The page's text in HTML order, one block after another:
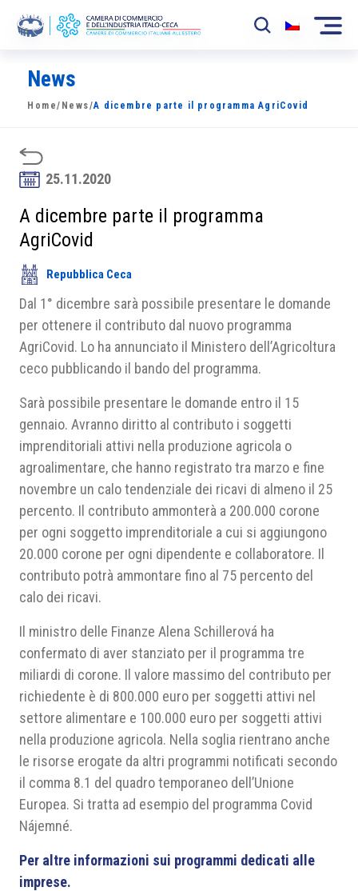
La Camera
News
Eventi
Sviluppo Mercato
Soci
Progetti
Area riservata
News
Home/ News/A dicembre parte il programma AgriCovid
25.11.2020
A dicembre parte il programma
AgriCovid
Repubblica Ceca
Dal 1° dicembre sarà possibile presentare le domande
per ottenere il contributo dal nuovo programma
AgriCovid. Lo ha annunciato il Ministero dell’Agricoltura
ceco pubblicando il bando del programma.
Sarà possibile presentare le domande entro il 15
gennaio. Avranno diritto al contributo i soggetti
imprenditoriali attivi nella produzione agricola o
agroalimentare, che hanno registrato tra marzo e fine
novembre un calo tendenziale dei ricavi di almeno il 25
percento. Il contributo ammonterà a 200.000 corone
per ogni soggetto imprenditoriale a cui si aggiungono
20.000 corone per ogni dipendente e collaboratore. Il
contributo potrà ammontare fino al 75 percento del
calo dei ricavi.
Il ministro delle Finanze Alena Schillerová ha
confermato di aver stanziato per il programma tre
miliardi di corone. Il valore massimo del contributo per
richiedente è di 800.000 euro per soggetti attivi nel
settore alimentare e 100.000 euro per soggetti attivi
nella produzione agricola. Nella soglia rientrano anche
le risorse erogate da altri programmi notificati secondo
il comma 8.1 del quadro temporaneo dell’Unione
Europea. Si tratta ad esempio del programma Covid
Nájemné.
Per altre informazioni sui programmi dedicati alle
imprese.